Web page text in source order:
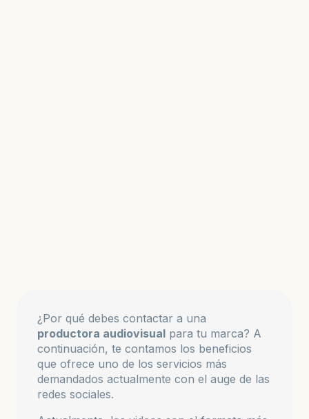
¿Por qué debes contactar a una
productora audiovisual para tu marca? A
continuación, te contamos los beneficios
que ofrece uno de los servicios más
demandados actualmente con el auge de las
redes sociales.